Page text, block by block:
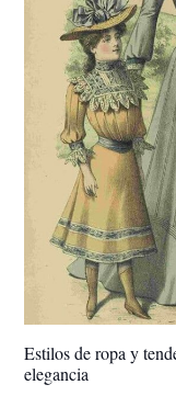
Estilos de ropa y
elegancia